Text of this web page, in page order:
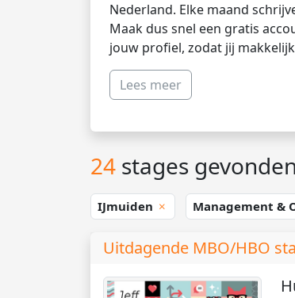
Nederland. Elke maand
Maak dus snel een gratis
jouw profiel, zodat jij
Lees meer
24 stages gevonden
IJmuiden Management &
Uitdagende MBO/HBO